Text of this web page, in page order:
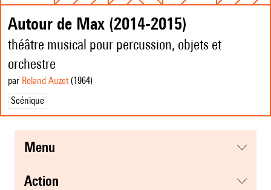
Autour de Max (2014-2015)
théâtre musical pour percussion, objets et
orchestre
par Roland Auzet(1964)
Scénique
menu
action